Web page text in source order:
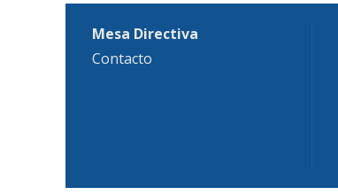
Mesa Directiva
Contacto